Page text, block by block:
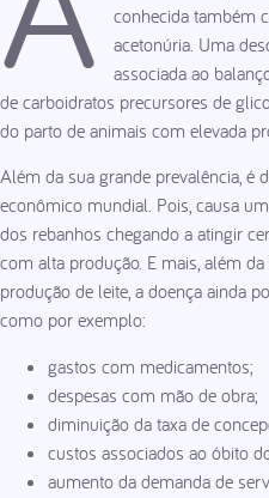
conhecida também
acetonúria. Uma
associada ao
de carboidratos precursores de
do parto de animais com elevada
Além da sua grande prevalência, é
econômico mundial. Pois, causa
dos rebanhos chegando a atingir
com alta produção. E mais, além
produção de leite, a doença ainda
como por exemplo:
gastos com medicamentos;
despesas com mão de obra;
diminuição da taxa de
custos associados ao óbito
aumento da demanda de